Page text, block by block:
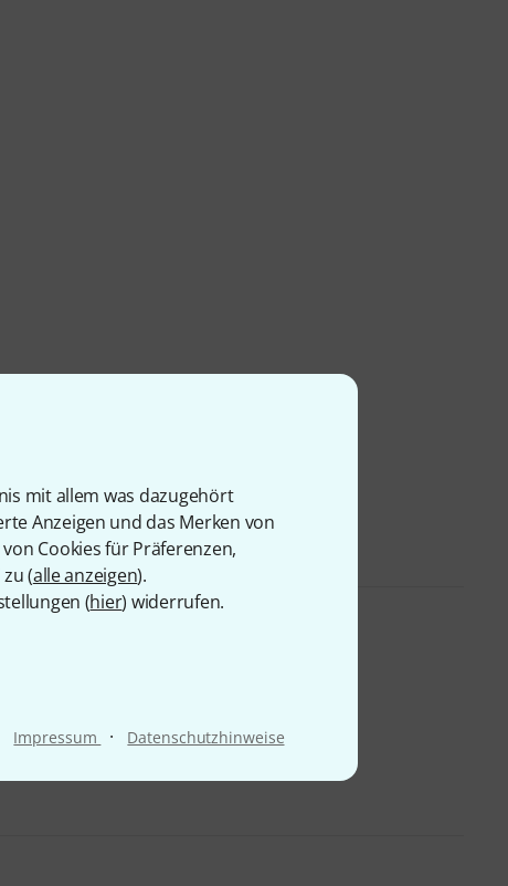
mit allem was dazugehört
Anzeigen und das Merken von
Cookies für Präferenzen,
(alle anzeigen).
(hier) widerrufen.
Impressum · Datenschutzhinweise